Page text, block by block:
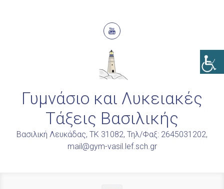
Γυμνάσιο και Λυκειακές
Τάξεις Βασιλικής
Βασιλική Λευκάδας, ΤΚ 31082, Τηλ/Φαξ: 2645031202,
mail@gym-vasil.lef.sch.gr